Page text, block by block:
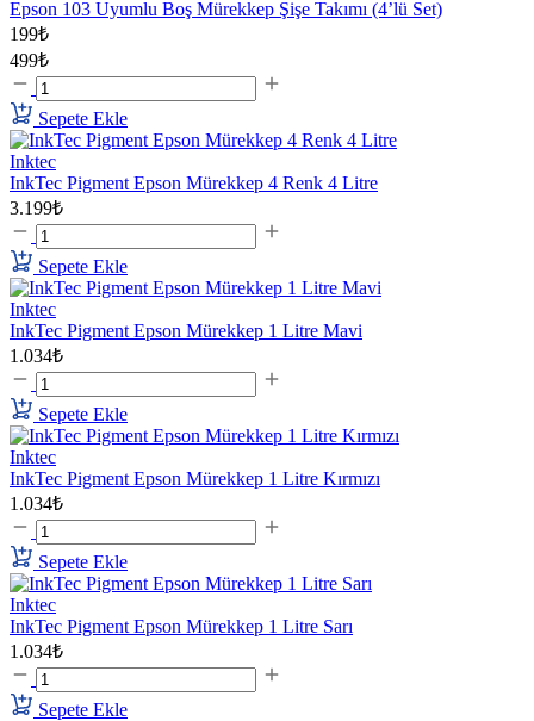
Epson 103 Uyumlu Boş Mürekkep Şişe Takımı (4’lü Set)
199₺
499₺
Sepete Ekle
Inktec
InkTec Pigment Epson Mürekkep 4 Renk 4 Litre
3.199₺
Sepete Ekle
Inktec
InkTec Pigment Epson Mürekkep 1 Litre Mavi
1.034₺
Sepete Ekle
Inktec
InkTec Pigment Epson Mürekkep 1 Litre Kırmızı
1.034₺
Sepete Ekle
Inktec
InkTec Pigment Epson Mürekkep 1 Litre Sarı
1.034₺
Sepete Ekle